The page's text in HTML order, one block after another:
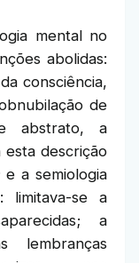
mental no
abolidas:
consciência,
de
abstrato, a
esta descrição
a semiologia
limitava-se a
a
lembranças